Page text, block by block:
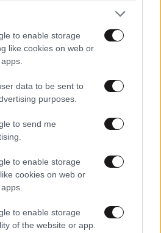
to enable storage
like cookies on web or
data to be sent to
purposes.
to send me
to enable storage
cookies on web or
to enable storage
of the website or app.